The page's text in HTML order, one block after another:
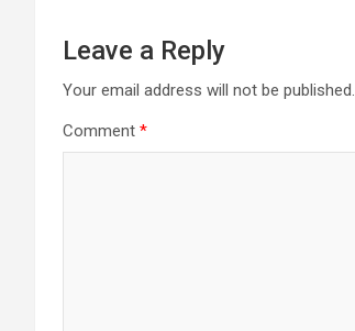
Leave a Reply
Your email address will not be published.
Comment *